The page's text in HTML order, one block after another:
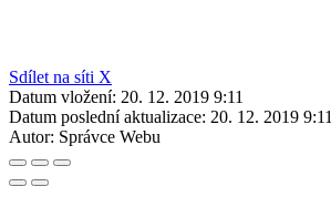
Sdílet na síti X
Datum vložení: 20. 12. 2019 9:11
Datum poslední aktualizace: 20. 12. 2019 9:11
Autor: Správce Webu